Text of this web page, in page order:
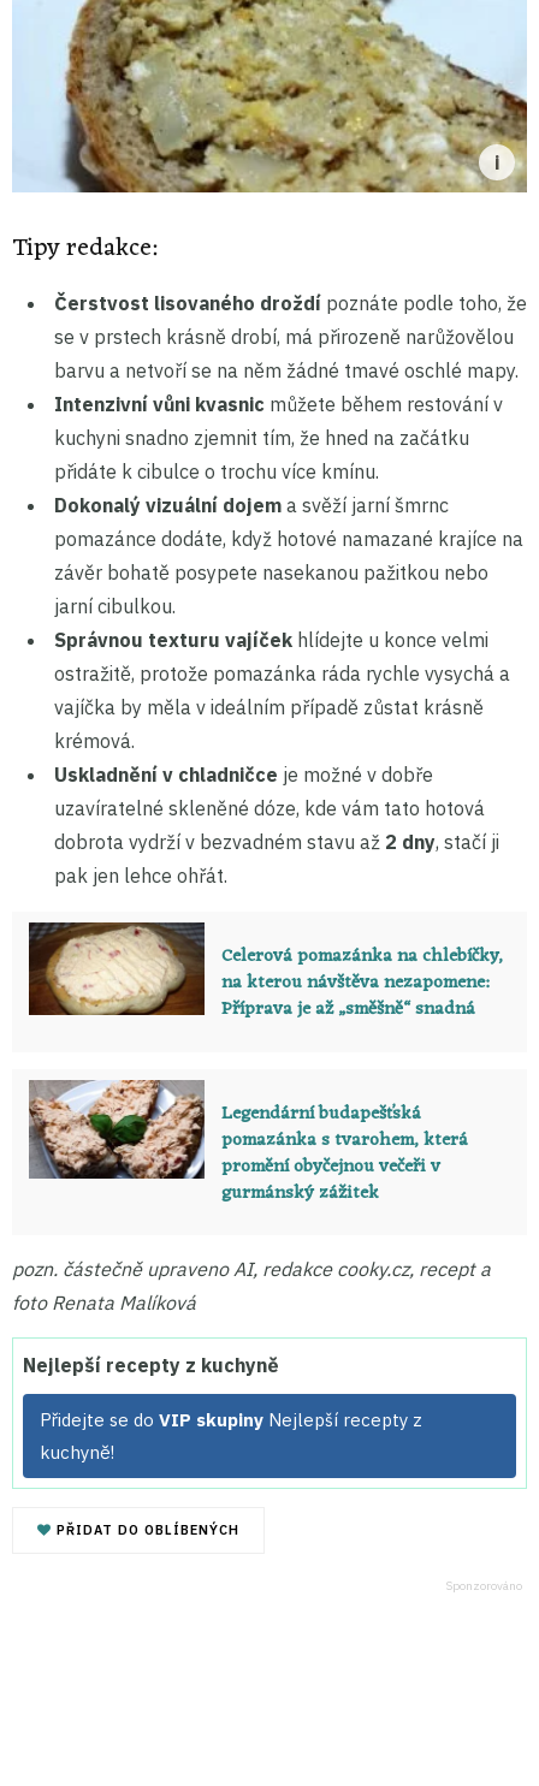
Tipy redakce:
Čerstvost lisovaného droždí poznáte podle toho, že
se v prstech krásně drobí, má přirozeně narůžovělou
barvu a netvoří se na něm žádné tmavé oschlé mapy.
Intenzivní vůni kvasnic můžete během restování v
kuchyni snadno zjemnit tím, že hned na začátku
přidáte k cibulce o trochu více kmínu.
Dokonalý vizuální dojem a svěží jarní šmrnc
pomazánce dodáte, když hotové namazané krajíce na
závěr bohatě posypete nasekanou pažitkou nebo
jarní cibulkou.
Správnou texturu vajíček hlídejte u konce velmi
ostražitě, protože pomazánka ráda rychle vysychá a
vajíčka by měla v ideálním případě zůstat krásně
krémová.
Uskladnění v chladničce je možné v dobře
uzavíratelné skleněné dóze, kde vám tato hotová
dobrota vydrží v bezvadném stavu až 2 dny, stačí ji
pak jen lehce ohřát.
Celerová pomazánka na chlebíčky,
na kterou návštěva nezapomene:
Příprava je až „směšně“ snadná
Legendární budapešťská
pomazánka s tvarohem, která
promění obyčejnou večeři v
gurmánský zážitek
pozn. částečně upraveno AI, redakce cooky.cz, recept a
foto Renata Malíková
Nejlepší recepty z kuchyně
Přidejte se do VIP skupiny Nejlepší recepty z
kuchyně!
PŘIDAT DO OBLÍBENÝCH